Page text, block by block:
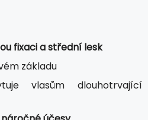
fixaci a střední lesk
základu
vlasům dlouhotrvající